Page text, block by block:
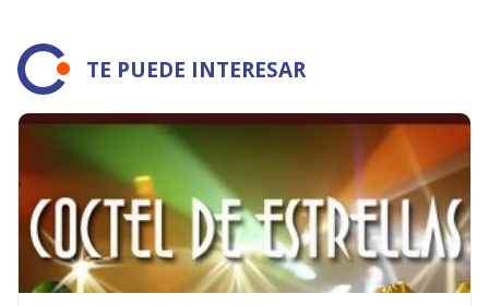
TE PUEDE INTERESAR